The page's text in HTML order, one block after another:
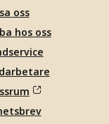
oss
hos oss